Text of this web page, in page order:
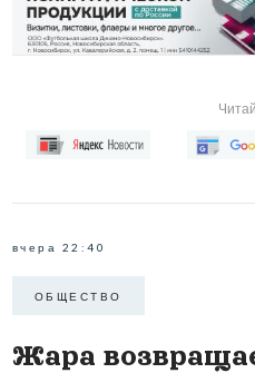
вчера 22:40
ОБЩЕСТВО
Жара